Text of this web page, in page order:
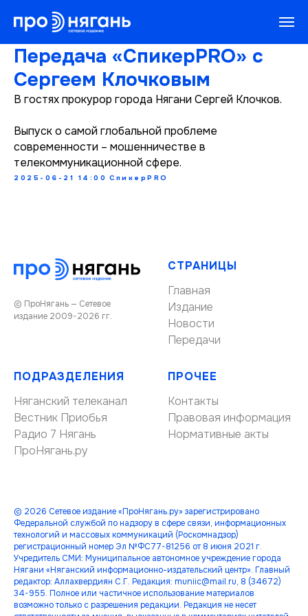
Передача «СпикерPRO» с
Сергеем Клочковым
В гостях прокурор города Нягани Сергей Клочков.
Выпуск о самой глобальной проблеме
современности – мошенничестве в
телекоммуникационной сфере.
2025-06-21 14:00 СпикерPRO
© ПроНягань — Сетевое
издание 2009-2026 гг.
СТРАНИЦЫ
Главная
Издание
Новости
Передачи
ПОДРАЗДЕЛЕНИЯ
Няганский телеканал
Вестник Приобья
Радио 7 Нягань
ПроНягань.ру
ПРОЧЕЕ
Контакты
Правовая информация
Нормативные акты
© 2026 Сетевое издание «ПроНягань.ру» зарегистрировано
Федеральной службой по надзору в сфере связи, информационных
технологий и массовых коммуникаций (Роскомнадзор)
регистрационный номер Эл №ФС77-81256 от 8 июня 2021 г.
Учредитель СМИ: Муниципальное автономное учреждение города
Нягани «Няганский информационно-издательский центр». Главный
редактор: Аллахвердиян С.Г. Редакция: muniic@mail.ru, 8 (34672)
34-955. Полное или частичное использование материалов
возможно только с разрешения редакции. Редакция не несет